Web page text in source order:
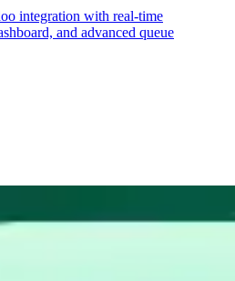
integration with real-time
and advanced queue